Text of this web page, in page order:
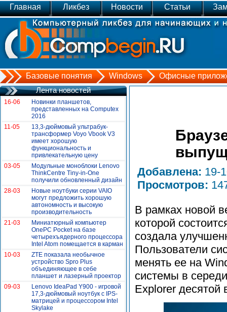
Главная Ликбез Новости Статьи
Базовые понятия Windows Офисные
Добавлена: 19-
Просмотров:
В рамках новой
которой
создала
Пользователи
менять ее на
системы в
Explorer десятой
Лента новостей
16-06
Новинки планшетов,
представленных на Сomputex
2016
11-05
13,3-дюймовый ультрабук-
трансформер Voyo Vbook V3
имеет хорошую
функциональность и
привлекательную цену
03-05
Модульные моноблоки Lenovo
ThinkCentre Tiny-in-One
получили обновленный дизайн
28-03
Новые ноутбуки серии VAIO
могут предложить хорошую
автономность и высокую
производительность
21-03
Миниатюрный компьютер
OnePC Pocket на базе
четырехъядерного процессора
Intel Atom помещается в карман
10-03
ZTE показала необычное
устройство Spro Plus
объединяющее в себе
планшет и лазерный проектор
09-03
Lenovo IdeaPad Y900 - игровой
17,3-дюймовый ноутбук с IPS-
матрицей и процессором Intel
Skylake